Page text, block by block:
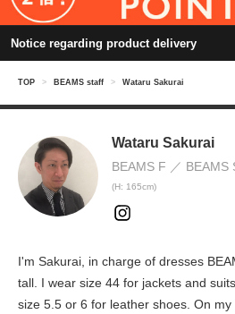
Notice regarding product delivery
TOP > BEAMS staff > Wataru Sakurai
Wataru Sakurai
BEAMS F BEAMS
(H: 165cm)
I'm Sakurai, in charge of dresses
tall. I wear size 44 for jackets and
size 5.5 or 6 for leather shoes. On